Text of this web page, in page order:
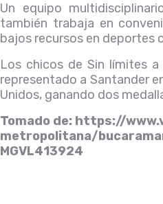
Un equipo
también trabaja en
bajos recursos en
Los chicos de Sin límites
representado a Santander
Unidos, ganando dos
Tomado de: https://
metropolitana/
MGVL413924